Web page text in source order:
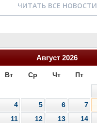
ЧИТАТЬ ВСЕ НОВОСТИ
Август 2026
Вт Ср Чт Пт
4 5 6 7
11 12 13 14